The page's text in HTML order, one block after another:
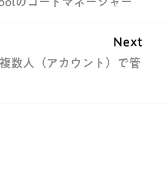
Next
数人（アカウント）で管